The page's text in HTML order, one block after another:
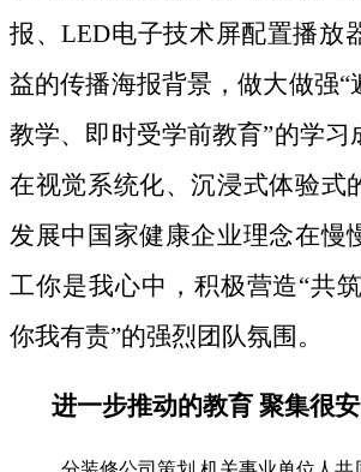
报、LED电子技术屏配置播放
益的传播海报背景，做大做强“
教学、即时受学前教育”的学习
在视觉系统化、沉浸式体验式
发展中国家健康企业理念在慢
工你是我心中，积极营造“共
你我有责”的强烈团队氛围。
进一步推动的教育 聚集很